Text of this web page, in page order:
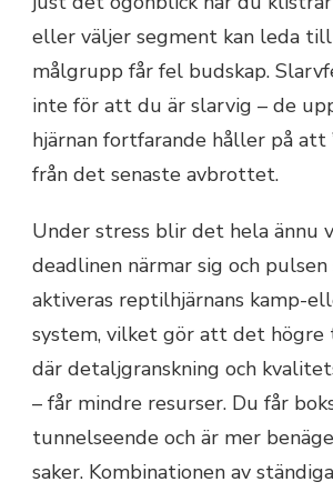
eller väljer segment kan leda
målgrupp får fel budskap.
inte för att du är slarvig – de
hjärnan fortfarande håller på att
från det senaste avbrottet.
Under stress blir det hela ännu
deadlinen närmar sig och
aktiveras reptilhjärnans kamp-
system, vilket gör att det högre
där detaljgranskning och
– får mindre resurser. Du får
tunnelseende och är mer
saker. Kombinationen av